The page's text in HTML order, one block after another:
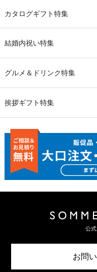
カタログギフト特集
結婚内祝い特集
グルメ＆ドリンク特集
挨拶ギフト特集
公
お問